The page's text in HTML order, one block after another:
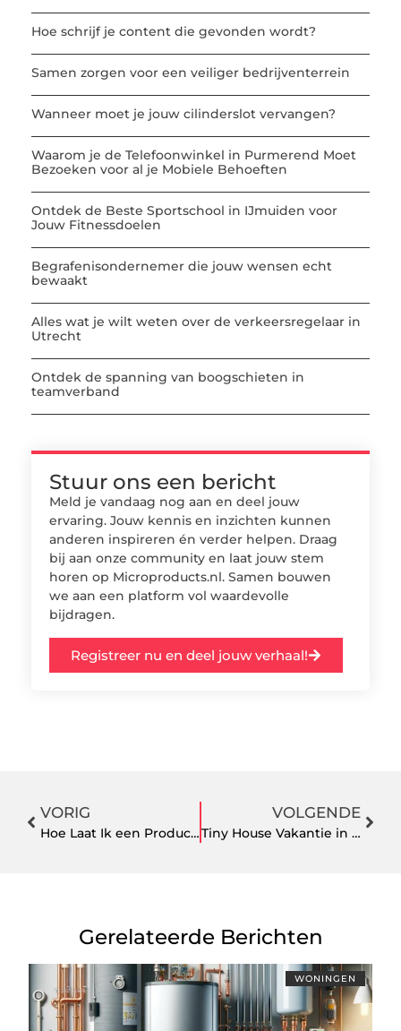
Hoe schrijf je content die gevonden wordt?
Samen zorgen voor een veiliger bedrijventerrein
Wanneer moet je jouw cilinderslot vervangen?
Waarom je de Telefoonwinkel in Purmerend Moet
Bezoeken voor al je Mobiele Behoeften
Ontdek de Beste Sportschool in IJmuiden voor
Jouw Fitnessdoelen
Begrafenisondernemer die jouw wensen echt
bewaakt
Alles wat je wilt weten over de verkeersregelaar in
Utrecht
Ontdek de spanning van boogschieten in
teamverband
Stuur ons een bericht
Meld je vandaag nog aan en deel jouw
ervaring. Jouw kennis en inzichten kunnen
anderen inspireren én verder helpen. Draag
bij aan onze community en laat jouw stem
horen op Microproducts.nl. Samen bouwen
we aan een platform vol waardevolle
bijdragen.
Registreer nu en deel jouw verhaal!
VORIG
Hoe Laat Ik een Product Maken van Mijn Idee?
VOLGENDE
Tiny House Vakantie in Nederland: Een Unieke Ervaring
Gerelateerde Berichten
WONINGEN